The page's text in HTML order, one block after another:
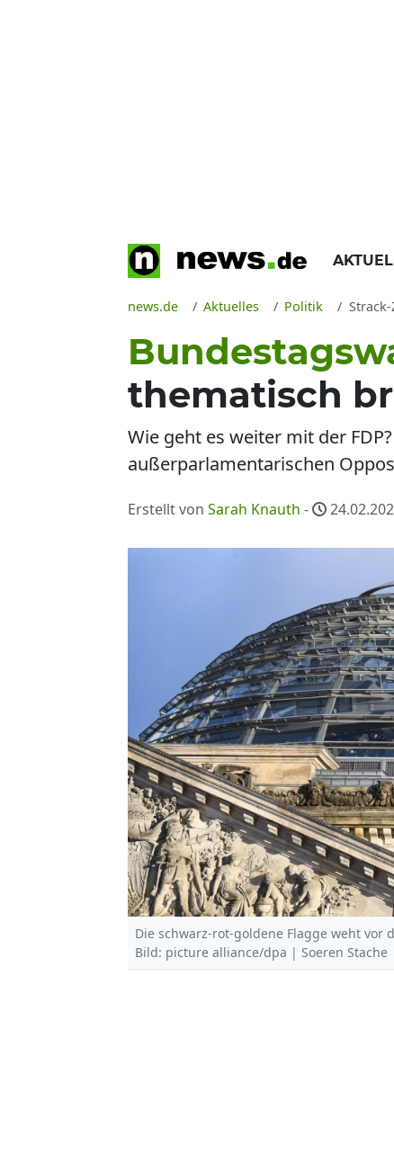
news.de Aktuelles Politik Strack-
thematisch
Wie geht es weiter mit der
außerparlamentarischen
Erstellt von Sarah Knauth -
Die schwarz-rot-goldene Flagge weht vor
Bild: picture alliance/dpa | Soeren Stache